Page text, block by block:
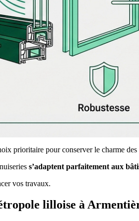
prioritaire pour conserver le charme
s’adaptent parfaitement aux
vos travaux.
lilloise à